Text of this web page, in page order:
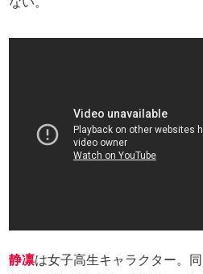
静凛は女子高生キャラクター。